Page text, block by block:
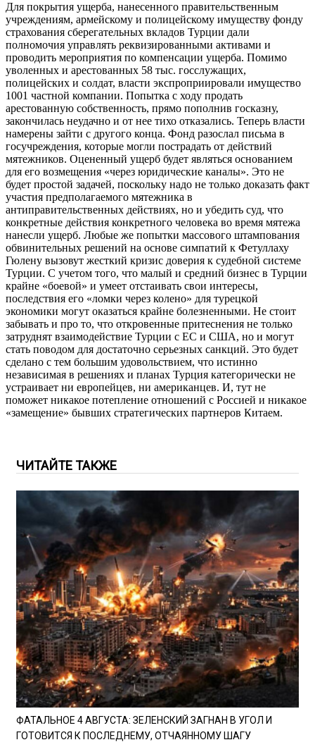
Для покрытия ущерба, нанесенного правительственным
учреждениям, армейскому и полицейскому имуществу фонду
страхования сберегательных вкладов Турции дали
полномочия управлять реквизированными активами и
проводить мероприятия по компенсации ущерба. Помимо
уволенных и арестованных 58 тыс. госслужащих,
полицейских и солдат, власти экспроприировали имущество
1001 частной компании. Попытка с ходу продать
арестованную собственность, прямо пополнив госказну,
закончилась неудачно и от нее тихо отказались. Теперь власти
намерены зайти с другого конца. Фонд разослал письма в
госучреждения, которые могли пострадать от действий
мятежников. Оцененный ущерб будет являться основанием
для его возмещения «через юридические каналы». Это не
будет простой задачей, поскольку надо не только доказать факт
участия предполагаемого мятежника в
антиправительственных действиях, но и убедить суд, что
конкретные действия конкретного человека во время мятежа
нанесли ущерб. Любые же попытки массового штампования
обвинительных решений на основе симпатий к Фетуллаху
Гюлену вызовут жесткий кризис доверия к судебной системе
Турции. С учетом того, что малый и средний бизнес в Турции
крайне «боевой» и умеет отстаивать свои интересы,
последствия его «ломки через колено» для турецкой
экономики могут оказаться крайне болезненными. Не стоит
забывать и про то, что откровенные притеснения не только
затруднят взаимодействие Турции с ЕС и США, но и могут
стать поводом для достаточно серьезных санкций. Это будет
сделано с тем большим удовольствием, что истинно
независимая в решениях и планах Турция категорически не
устраивает ни европейцев, ни американцев. И, тут не
поможет никакое потепление отношений с Россией и никакое
«замещение» бывших стратегических партнеров Китаем.
ЧИТАЙТЕ ТАКЖЕ
ФАТАЛЬНОЕ 4 АВГУСТА: ЗЕЛЕНСКИЙ ЗАГНАН В УГОЛ И
ГОТОВИТСЯ К ПОСЛЕДНЕМУ, ОТЧАЯННОМУ ШАГУ